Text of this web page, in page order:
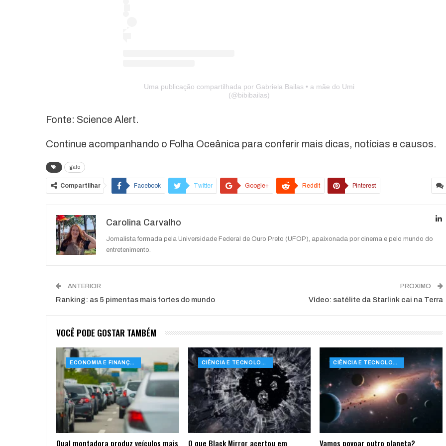
Uma publicação compartilhada por Gabriela Bailas • a mãe do Umi
(@bibibailas)
Fonte: Science Alert.
Continue acompanhando o Folha Oceânica para conferir mais dicas, notícias e causos.
gato
Compartilhar Facebook Twitter Google+ ReddIt Pinterest
Carolina Carvalho
Jornalista formada pela Universidade Federal de Ouro Preto (UFOP), apaixonada por cinema e pelo mundo do
entretenimento.
ANTERIOR
Ranking: as 5 pimentas mais fortes do mundo
PRÓXIMO
Vídeo: satélite da Starlink cai na Terra
VOCÊ PODE GOSTAR TAMBÉM
ECONOMIA E FINANÇAS
Qual montadora produz veículos mais
CIÊNCIA E TECNOLOGIA
O que Black Mirror acertou em
CIÊNCIA E TECNOLOGIA
Vamos povoar outro planeta?